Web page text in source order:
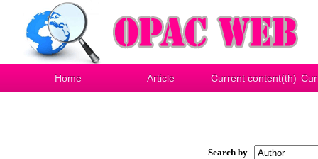
Home Article Current content(th)
Search by